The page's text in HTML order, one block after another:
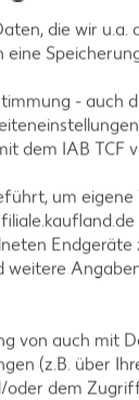
Rezepte
Rezepte
Rezepte
Rezepte
Rezepte
Rezepte
die wir
eine
- auch
dem IAB TCF
um
weitere
von auch mit
(z.B. über
oder dem